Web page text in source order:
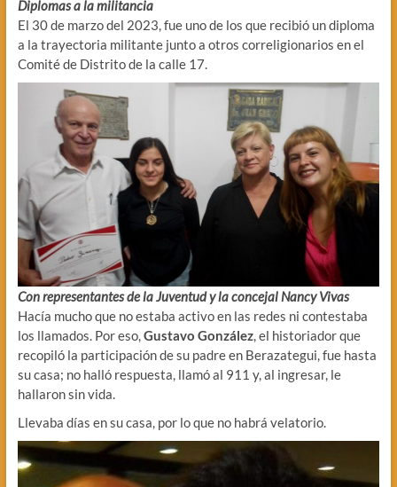
Diplomas a la militancia
El 30 de marzo del 2023, fue uno de los que recibió un diploma
a la trayectoria militante junto a otros correligionarios en el
Comité de Distrito de la calle 17.
Con representantes de la Juventud y la concejal Nancy Vivas
Hacía mucho que no estaba activo en las redes ni contestaba
los llamados. Por eso, Gustavo González, el historiador que
recopiló la participación de su padre en Berazategui, fue hasta
su casa; no halló respuesta, llamó al 911 y, al ingresar, le
hallaron sin vida.
Llevaba días en su casa, por lo que no habrá velatorio.